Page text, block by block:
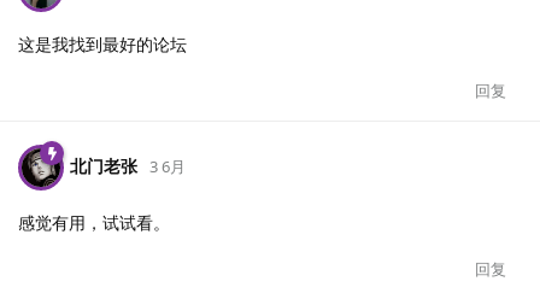
这是我找到最好的论坛
回复
北门老张 3 6月
感觉有用，试试看。
回复